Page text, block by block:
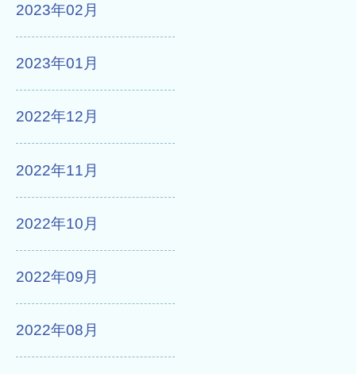
2023年02月
2023年01月
2022年12月
2022年11月
2022年10月
2022年09月
2022年08月